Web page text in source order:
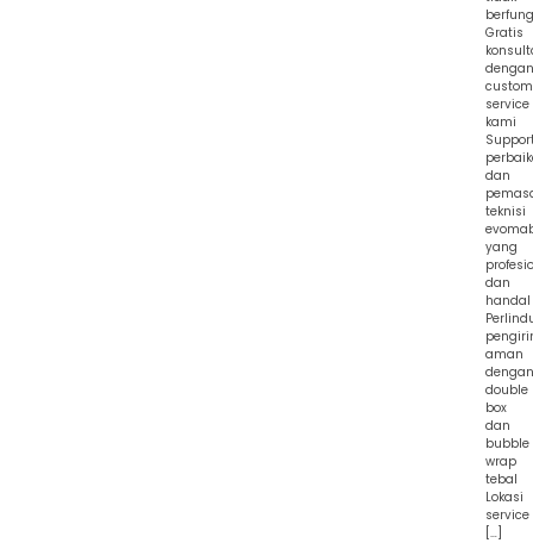
Gratis
dengan
service
kami
dan
teknisi
yang
dan
handal
aman
dengan
double
box
dan
bubble
wrap
tebal
Lokasi
service
[…]